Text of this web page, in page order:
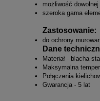
możliwość
szeroka gama
Zastosowanie:
do ochrony
Dane
Materiał - blacha
Maksymalna
Połączenia
Gwarancja - 5 lat